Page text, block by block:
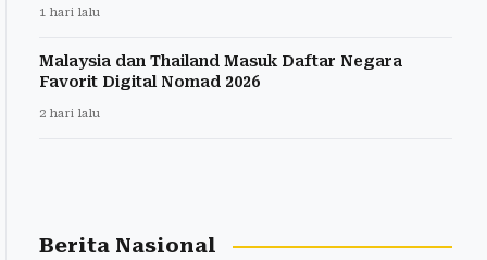
1 hari lalu
Malaysia dan Thailand Masuk Daftar Negara
Favorit Digital Nomad 2026
2 hari lalu
Berita Nasional